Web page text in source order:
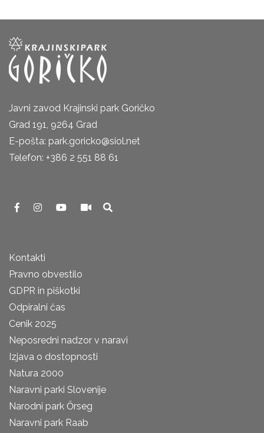
Javni zavod Krajinski park Goričko
Grad 191, 9264 Grad
E-pošta: park.goricko@siol.net
Telefon: +386 2 551 88 61
Kontakti
Pravno obvestilo
GDPR in piškotki
Odpiralni čas
Cenik 2025
Neposredni nadzor v naravi
Izjava o dostopnosti
Natura 2000
Naravni parki Slovenije
Narodni park Őrseg
Naravni park Raab